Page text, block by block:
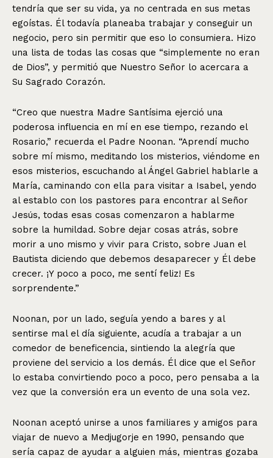
tendría que ser su vida, ya no centrada en sus metas
egoístas. Él todavía planeaba trabajar y conseguir un
negocio, pero sin permitir que eso lo consumiera. Hizo
una lista de todas las cosas que “simplemente no eran
de Dios”, y permitió que Nuestro Señor lo acercara a
Su Sagrado Corazón.
“Creo que nuestra Madre Santísima ejerció una
poderosa influencia en mí en ese tiempo, rezando el
Rosario,” recuerda el Padre Noonan. “Aprendí mucho
sobre mí mismo, meditando los misterios, viéndome en
esos misterios, escuchando al Ángel Gabriel hablarle a
María, caminando con ella para visitar a Isabel, yendo
al establo con los pastores para encontrar al Señor
Jesús, todas esas cosas comenzaron a hablarme
sobre la humildad. Sobre dejar cosas atrás, sobre
morir a uno mismo y vivir para Cristo, sobre Juan el
Bautista diciendo que debemos desaparecer y Él debe
crecer. ¡Y poco a poco, me sentí feliz! Es
sorprendente.”
Noonan, por un lado, seguía yendo a bares y al
sentirse mal el día siguiente, acudía a trabajar a un
comedor de beneficencia, sintiendo la alegría que
proviene del servicio a los demás. Él dice que el Señor
lo estaba convirtiendo poco a poco, pero pensaba a la
vez que la conversión era un evento de una sola vez.
Noonan aceptó unirse a unos familiares y amigos para
viajar de nuevo a Medjugorje en 1990, pensando que
sería capaz de ayudar a alguien más, mientras gozaba